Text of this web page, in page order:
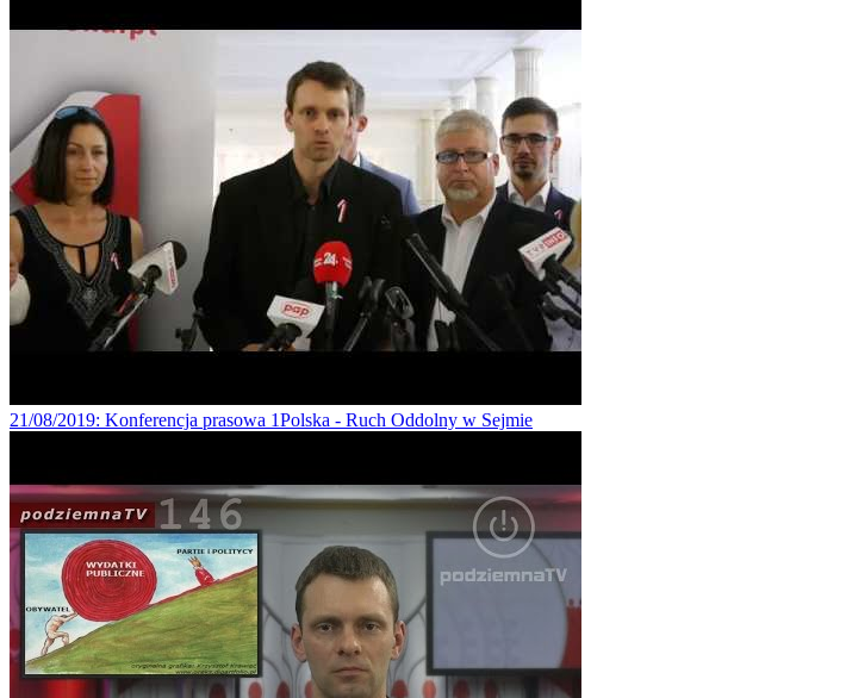
21/08/2019: Konferencja prasowa 1Polska - Ruch Oddolny w Sejmie